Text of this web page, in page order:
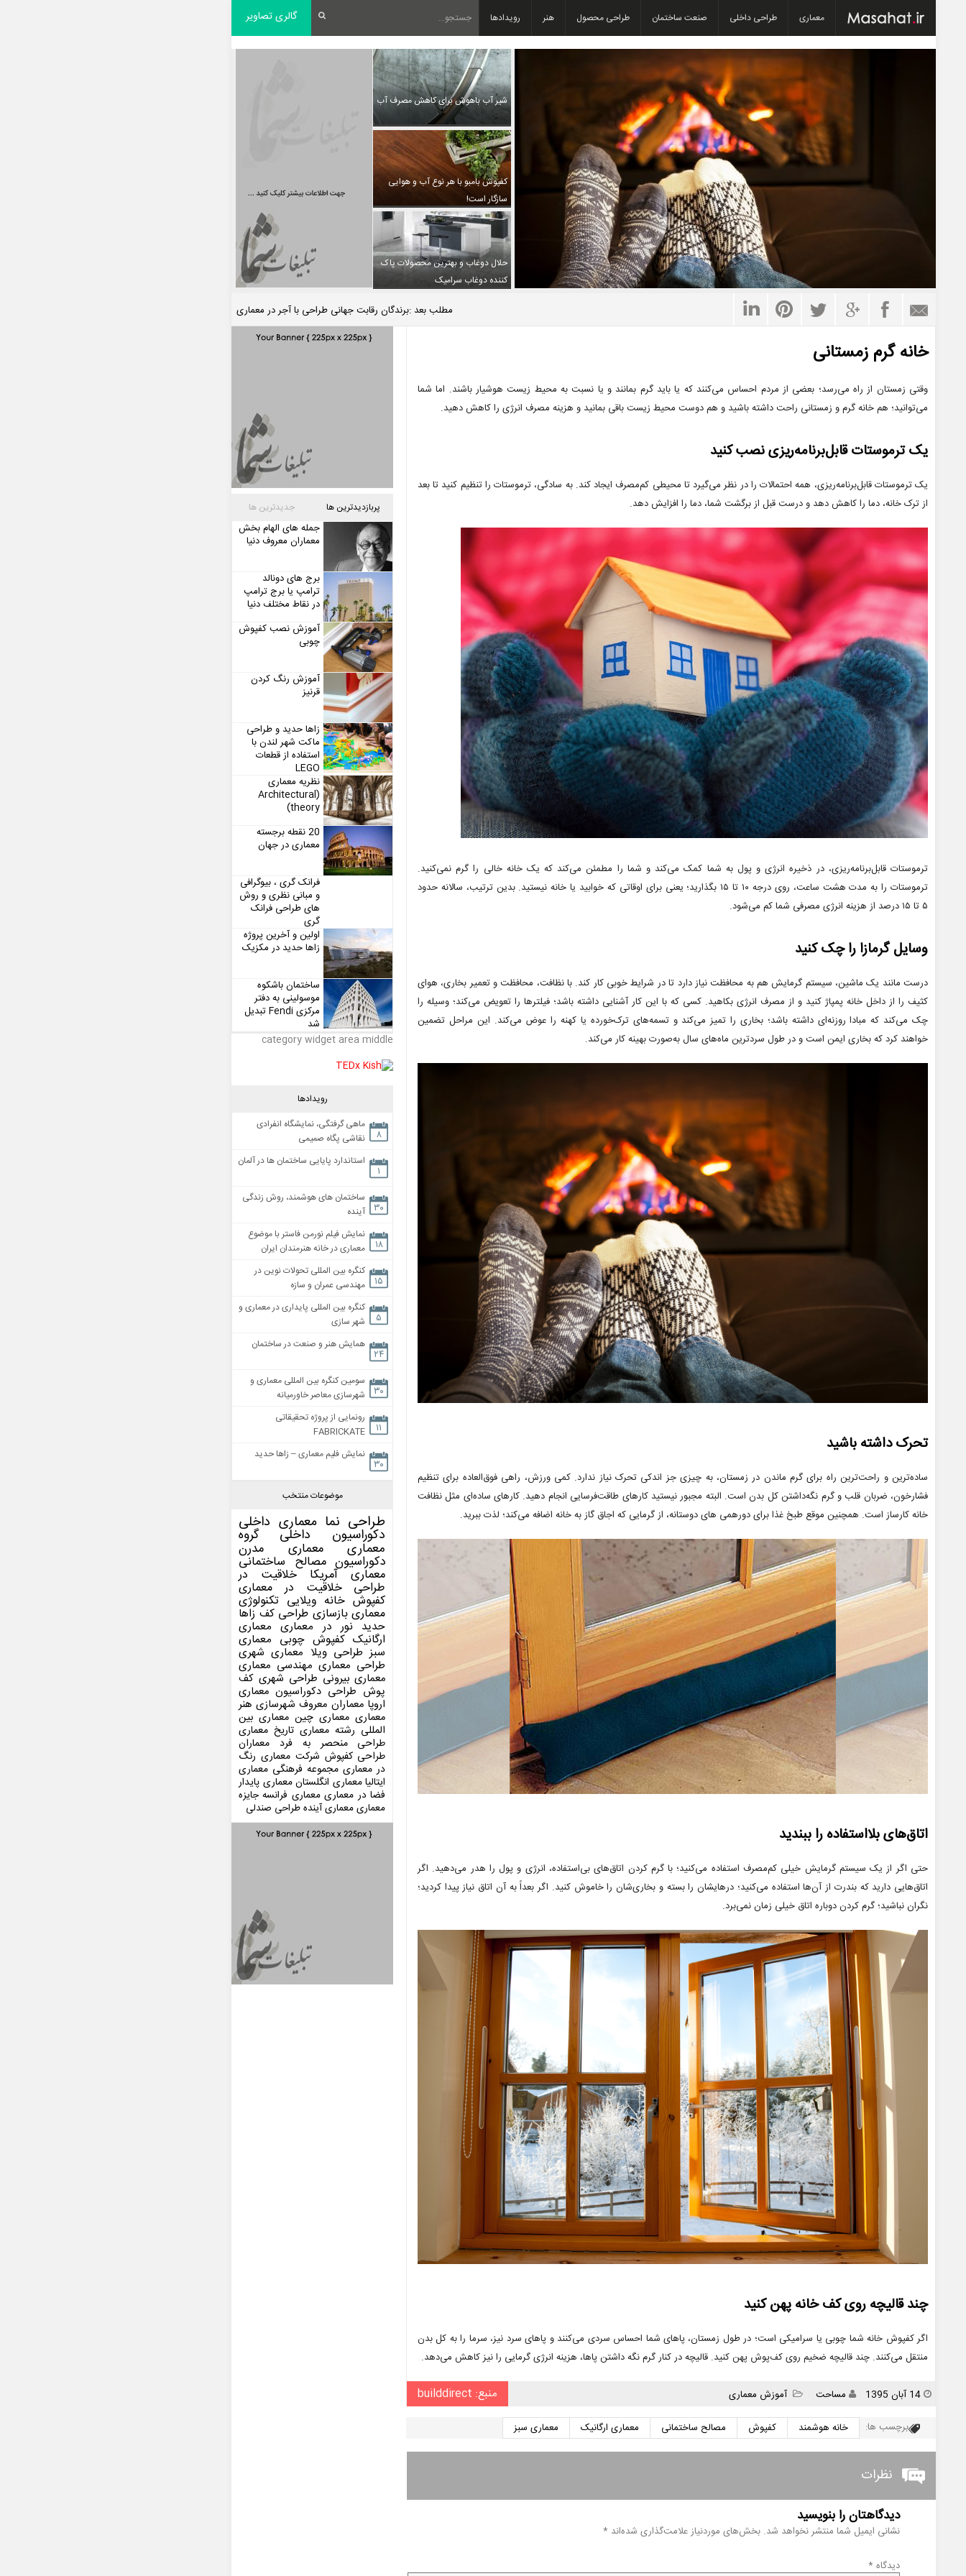
معماری طراحی داخلی صنعت ساختمان طراحی محصول هنر رویدادها گالری تصاویر
شیر آب باهوش برای کاهش مصرف آب
کفپوش بامبو با هر نوع آب و هوایی
سازگار است!
حلال دوغاب و بهترین محصولات پاک
کننده دوغاب سرامیک
مطلب بعد :برندگان رقابت جهانی طراحی با آجر در معماری
خانه گرم زمستانی
وقتی زمستان از راه می‌رسد؛ بعضی از مردم احساس می‌کنند که یا باید گرم بمانند و یا نسبت به محیط‌ زیست هوشیار باشند. اما شما
می‌توانید؛ هم خانه‌ گرم و زمستانی راحت داشته باشید و هم دوست محیط‌ زیست باقی بمانید و هزینه مصرف انرژی را کاهش دهید.
یک ترموستات قابل‌برنامه‌ریزی نصب کنید
یک ترموستات قابل‌برنامه‌ریزی، همه احتمالات را در نظر می‌گیرد تا محیطی کم‌مصرف ایجاد کند. به سادگی، ترموستات را تنظیم کنید تا بعد
از ترک خانه، دما را کاهش دهد و درست قبل از برگشت شما، دما را افزایش دهد.
ترموستات قابل‌برنامه‌ریزی، در ذخیره انرژی و پول به شما کمک می‌کند و شما را مطمئن می‌کند که یک خانه خالی را گرم نمی‌کنید.
ترموستات را به مدت هشت ساعت، روی درجه ۱۰ تا ۱۵ بگذارید؛ یعنی برای اوقاتی که خوابید یا خانه نیستید. بدین ترتیب، سالانه حدود
۵ تا ۱۵ درصد از هزینه انرژی مصرفی شما کم می‌شود.
وسایل گرمازا را چک کنید
درست مانند یک ماشین، سیستم گرمایش هم به محافظت نیاز دارد تا در شرایط خوبی کار کند. با نظافت، محافظت و تعمیر بخاری، هوای
کثیف را از داخل خانه پمپاژ کنید و از مصرف انرژی بکاهید. کسی که با این کار آشنایی داشته باشد؛ فیلترها را تعویض می‌کند؛ وسیله را
چک می‌کند که مبادا روزنه‌ای داشته باشد؛ بخاری را تمیز می‌کند و تسمه‌های ترک‌خورده یا کهنه را عوض می‌کند. این مراحل تضمین
خواهند کرد که بخاری ایمن است و در طول سردترین ماه‌های سال به‌صورت بهینه کار می‌کند.
تحرک داشته باشید
ساده‌ترین و راحت‌ترین راه برای گرم ماندن در زمستان، به چیزی جز اندکی تحرک نیاز ندارد. کمی ورزش، راهی فوق‌العاده برای تنظیم
فشارخون، ضربان قلب و گرم نگه‌داشتن کل بدن است. البته مجبور نیستید کارهای طاقت‌فرسایی انجام دهید. کارهای ساده‌ای مثل نظافت
خانه کارساز است. همچنین موقع طبخ غذا برای دورهمی های دوستانه، از گرمایی که اجاق گاز به خانه اضافه می‌کند؛ لذت ببرید.
اتاق‌های بلااستفاده را ببندید
حتی اگر از یک سیستم گرمایش خیلی کم‌مصرف استفاده می‌کنید؛ با گرم کردن اتاق‌های بی‌استفاده، انرژی و پول را هدر می‌دهید. اگر
اتاق‌هایی دارید که بندرت از آن‌ها استفاده می‌کنید؛ درهایشان را بسته و بخاری‌شان را خاموش کنید. اگر بعداً به آن اتاق نیاز پیدا کردید؛
نگران نباشید؛ گرم کردن دوباره اتاق خیلی زمان نمی‌برد.
چند قالیچه روی کف خانه پهن کنید
اگر کفپوش خانه شما چوبی یا سرامیکی است؛ در طول زمستان، پاهای شما احساس سردی می‌کنند و پاهای سرد نیز، سرما را به کل بدن
منتقل می‌کنند. چند قالیچه ضخیم روی کف‌پوش پهن کنید. قالیچه در کنار گرم نگه داشتن پاها، هزینه انرژی گرمایی را نیز کاهش می‌دهد.
انتشار
14 آبان 1395 نویسنده
مساحت
دسته
ها
آموزش معماری منبع: builddirect
برچسب ها: خانه هوشمند کفپوش مصالح ساختمانی معماری ارگانیک معماری سبز
نظرات
دیدگاهتان را بنویسید
نشانی ایمیل شما منتشر نخواهد شد. بخش‌های موردنیاز علامت‌گذاری شده‌اند *
دیدگاه *
پربازدیدترین ها جدیدترین ها
جمله های الهام بخش
معماران معروف دنیا
برج های دونالد
ترامپ یا برج ترامپ
در نقاط مختلف دنیا
آموزش نصب کفپوش
چوبی
آموزش رنگ کردن
قرنیز
زاها حدید و طراحی
ماکت شهر لندن با
استفاده از قطعات
LEGO
نظریه معماری
(Architectural
theory)
20 نقطه برجسته
معماری در جهان
فرانک گری ، بیوگرافی
و مبانی نظری و روش
های طراحی فرانک
گری
اولین و آخرین پروژه
زاها حدید در مکزیک
ساختمان باشکوه
موسولینی به دفتر
مرکزی Fendi تبدیل
شد
category widget area middle
رویدادها
۸
ماهی گرفتگی، نمایشگاه انفرادی
نقاشی پگاه صمیمی
۱
استاندارد پایایی ساختمان ها در آلمان
۳۰
ساختمان های هوشمند، روش زندگی
آینده
۱۸
نمایش فیلم نورمن فاستر با موضوع
معماری در خانه هنرمندان ایران
۱۵
کنگره بین المللی تحولات نوین در
مهندسی عمران و سازه
۵
کنگره بین المللی پایداری در معماری و
شهر سازی
۲۴
همایش هنر و صنعت در ساختمان
۳۰
سومین کنگره بین المللی معماری و
شهرسازی معاصر خاورمیانه
۱۱
رونمایی از پروژه تحقیقاتی
FABRICKATE
۳۰
نمایش فلیم معماری – زاها حدید
موضوعات منتخب
طراحی نما معماری داخلی
دکوراسیون داخلی گروه
معماری معماری مدرن
دکوراسیون مصالح ساختمانی
معماری آمریکا خلاقیت در
طراحی خلاقیت در معماری
کفپوش خانه ویلایی تکنولوژی
معماری بازسازی طراحی کف زاها
حدید نور در معماری معماری
ارگانیک کفپوش چوبی معماری
سبز طراحی ویلا معماری شهری
طراحی معماری مهندسی معماری
معماری بیرونی طراحی شهری کف
پوش طراحی دکوراسیون معماری
اروپا معماران معروف شهرسازی هنر
معماری معماری چین معماری بین
المللی رشته معماری تاریخ معماری
طراحی منحصر به فرد معماران
طراحی کفپوش شرکت معماری رنگ
در معماری مجموعه فرهنگی معماری
ایتالیا معماری انگلستان معماری پایدار
فضا در معماری معماری فرانسه جایزه
معماریمعماری آیندهطراحی صندلی